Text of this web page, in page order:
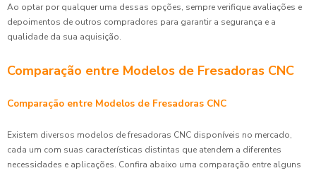
Ao optar por qualquer uma dessas opções, sempre verifique avaliações e
depoimentos de outros compradores para garantir a segurança e a
qualidade da sua aquisição.
Comparação entre Modelos de Fresadoras CNC
Comparação entre Modelos de Fresadoras CNC
Existem diversos modelos de fresadoras CNC disponíveis no mercado,
cada um com suas características distintas que atendem a diferentes
necessidades e aplicações. Confira abaixo uma comparação entre alguns